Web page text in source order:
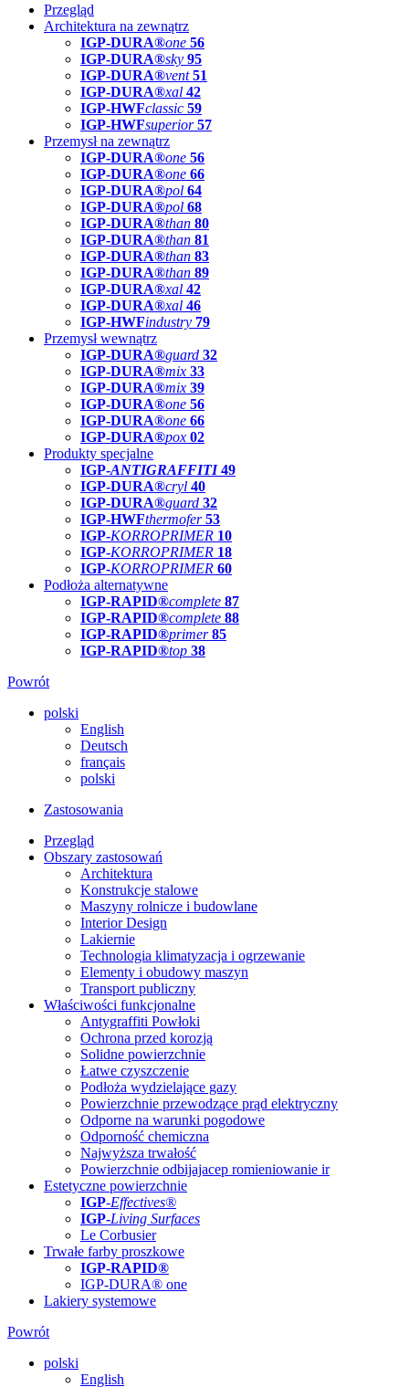
Przegląd
Architektura na zewnątrz
IGP-DURA®one 56
IGP-DURA®sky 95
IGP-DURA®vent 51
IGP-DURA®xal 42
IGP-HWFclassic 59
IGP-HWFsuperior 57
Przemysł na zewnątrz
IGP-DURA®one 56
IGP-DURA®one 66
IGP-DURA®pol 64
IGP-DURA®pol 68
IGP-DURA®than 80
IGP-DURA®than 81
IGP-DURA®than 83
IGP-DURA®than 89
IGP-DURA®xal 42
IGP-DURA®xal 46
IGP-HWFindustry 79
Przemysł wewnątrz
IGP-DURA®guard 32
IGP-DURA®mix 33
IGP-DURA®mix 39
IGP-DURA®one 56
IGP-DURA®one 66
IGP-DURA®pox 02
Produkty specjalne
IGP-ANTIGRAFFITI49
IGP-DURA®cryl 40
IGP-DURA®guard 32
IGP-HWFthermofer 53
IGP-KORROPRIMER 10
IGP-KORROPRIMER 18
IGP-KORROPRIMER 60
Podłoża alternatywne
IGP-RAPID®complete 87
IGP-RAPID®complete 88
IGP-RAPID®primer 85
IGP-RAPID®top 38
Powrót
polski
English
Deutsch
français
polski
Zastosowania
Przegląd
Obszary zastosowań
Architektura
Konstrukcje stalowe
Maszyny rolnicze i budowlane
Interior Design
Lakiernie
Technologia klimatyzacja i ogrzewanie
Elementy i obudowy maszyn
Transport publiczny
Właściwości funkcjonalne
Antygraffiti Powłoki
Ochrona przed korozją
Solidne powierzchnie
Łatwe czyszczenie
Podłoża wydzielające gazy
Powierzchnie przewodzące prąd elektryczny
Odporne na warunki pogodowe
Odporność chemiczna
Najwyższa trwałość
Powierzchnie odbijajacep romieniowanie ir
Estetyczne powierzchnie
IGP-Effectives®
IGP-Living Surfaces
Le Corbusier
Trwałe farby proszkowe
IGP-RAPID®
IGP-DURA® one
Lakiery systemowe
Powrót
polski
English